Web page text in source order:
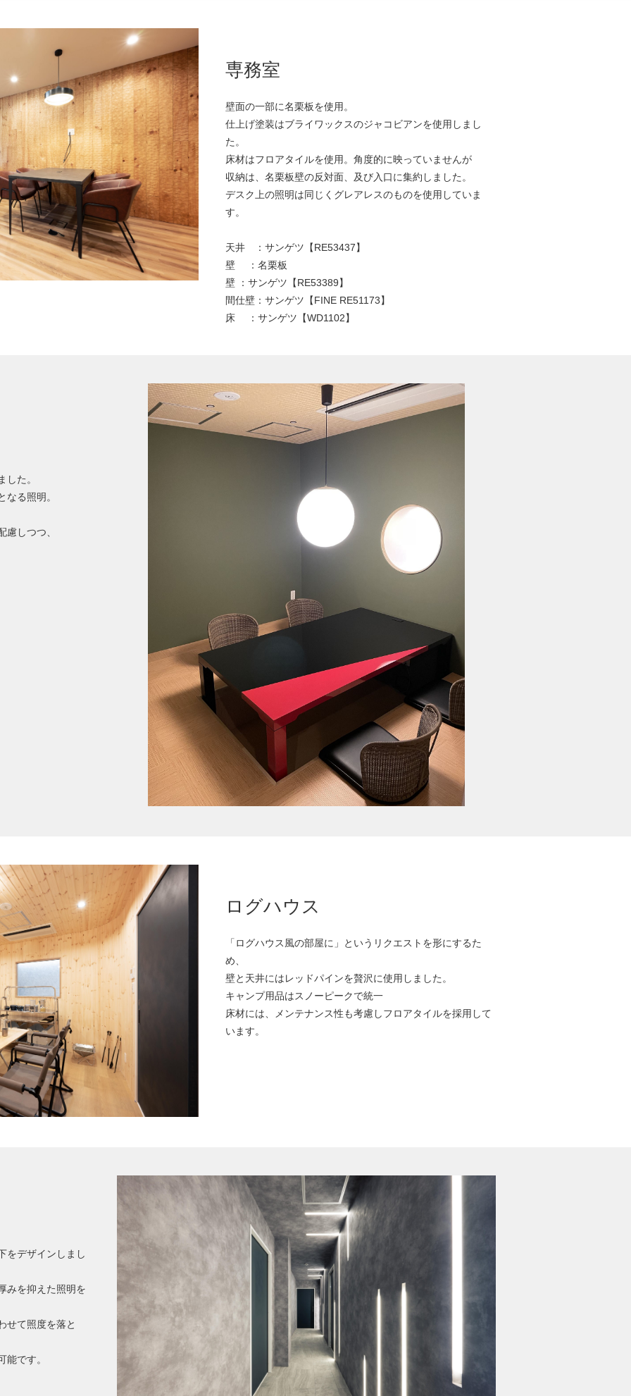
専務室
壁面の一部に名栗板を使用。
仕上げ塗装はブライワックスのジャコビアンを使用しまし
た。
床材はフロアタイルを使用。角度的に映っていませんが
収納は、名栗板壁の反対面、及び入口に集約しました。
デスク上の照明は同じくグレアレスのものを使用していま
す。
天井 ：サンゲツ【RE53437】
壁 ：名栗板
壁 ：サンゲツ【RE53389】
間仕壁：サンゲツ【FINE RE51173】
床 ：サンゲツ【WD1102】
た。
る照明。
しつつ、
ログハウス
「ログハウス風の部屋に」というリクエストを形にするた
め、
壁と天井にはレッドパインを贅沢に使用しました。
キャンプ用品はスノーピークで統一
床材には、メンテナンス性も考慮しフロアタイルを採用して
います。
をデザインしまし
みを抑えた照明を
せて照度を落と
です。